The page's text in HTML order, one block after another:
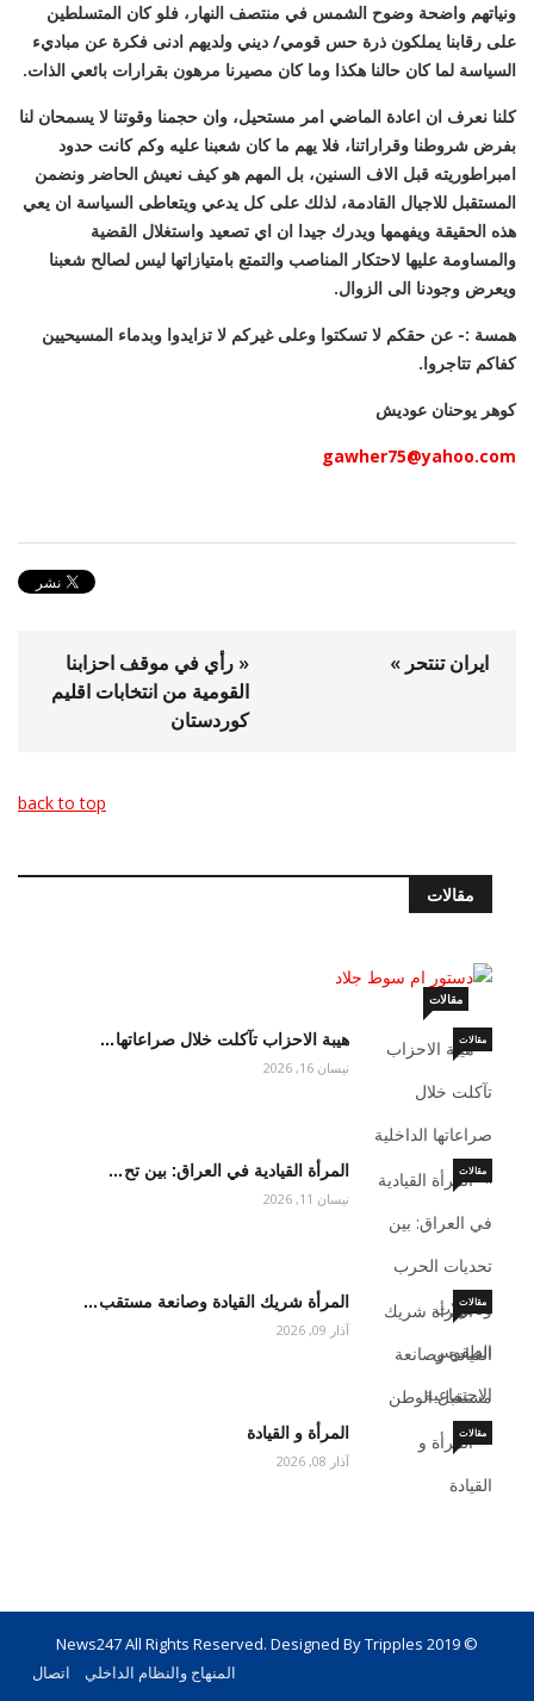
ونياتهم واضحة وضوح الشمس في منتصف النهار، فلو كان المتسلطين
على رقابنا يملكون ذرة حس قومي/ ديني ولديهم ادنى فكرة عن مباديء
السياسة لما كان حالنا هكذا وما كان مصيرنا مرهون بقرارات بائعي الذات.
كلنا نعرف ان اعادة الماضي امر مستحيل، وان حجمنا وقوتنا لا يسمحان لنا
بفرض شروطنا وقراراتنا، فلا يهم ما كان شعبنا عليه وكم كانت حدود
امبراطوريته قبل الاف السنين، بل المهم هو كيف نعيش الحاضر ونضمن
المستقبل للاجيال القادمة، لذلك على كل يدعي ويتعاطى السياسة ان يعي
هذه الحقيقة ويفهمها ويدرك جيدا ان اي تصعيد واستغلال القضية
والمساومة عليها لاحتكار المناصب والتمتع بامتيازاتها ليس لصالح شعبنا
ويعرض وجودنا الى الزوال.
همسة :- عن حقكم لا تسكتوا وعلى غيركم لا تزايدوا وبدماء المسيحيين
كفاكم تتاجروا.
كوهر يوحنان عوديش
gawher75@yahoo.com
« رأي في موقف احزابنا
القومية من انتخابات اقليم
كوردستان
ایران تنتحر »
back to top
مقالات
دستور ام سوط جلاد
مقالات
هيبة الاحزاب تآكلت خلال صراعاتها… مقالات
نيسان 16, 2026
المرأة القيادية في العراق: بين تح… مقالات
نيسان 11, 2026
المرأة شريك القيادة وصانعة مستقب… مقالات
آذار 09, 2026
المرأة و القيادة مقالات
آذار 08, 2026
© 2019 News247 All Rights Reserved. Designed By Tripples
المنهاج والنظام الداخلي
اتصال